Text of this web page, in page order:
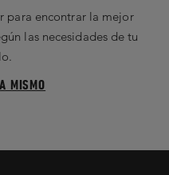
para encontrar la mejor
las necesidades de tu
MISMO